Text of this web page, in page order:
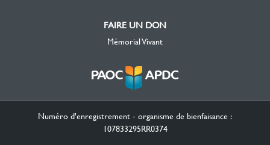
FAIRE UN DON
Mémorial Vivant
Numéro d'enregistrement - organisme de bienfaisance :
107833295RR0374